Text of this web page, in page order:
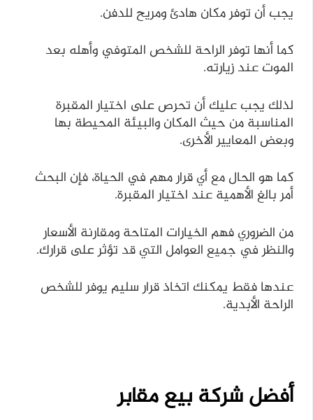
يجب أن توفر مكان هادئ ومريح للدفن.
كما أنها توفر الراحة للشخص المتوفي وأهله بعد
الموت عند زيارته.
لذلك يجب عليك أن تحرص على اختيار المقبرة
المناسبة من حيث المكان والبيئة المحيطة بها
وبعض المعايير الأخرى.
كما هو الحال مع أي قرار مهم في الحياة، فإن البحث
أمر بالغ الأهمية عند اختيار المقبرة.
من الضروري فهم الخيارات المتاحة ومقارنة الأسعار
والنظر في جميع العوامل التي قد تؤثر على قرارك.
عندها فقط يمكنك اتخاذ قرار سليم يوفر للشخص
الراحة الأبدية.
أفضل شركة بيع مقابر